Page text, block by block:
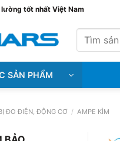
tốt nhất Việt Nam
kiếm:
SẢN PHẨM
ĐO ĐIỆN, ĐỘNG CƠ / AMPE KÌM